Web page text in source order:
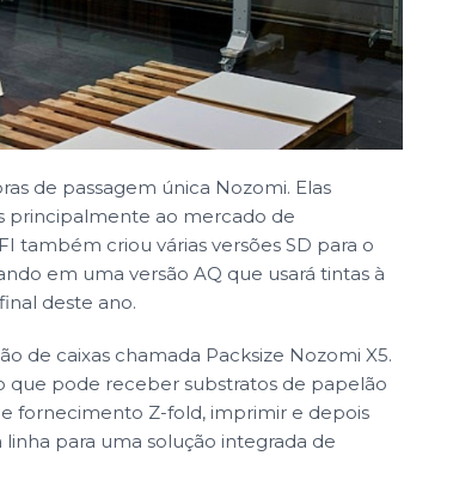
de passagem única Nozomi. Elas
principalmente ao mercado de
também criou várias versões SD para o
em uma versão AQ que usará tintas à
deste ano.
de caixas chamada Packsize Nozomi X5.
que pode receber substratos de papelão
fornecimento Z-fold, imprimir e depois
para uma solução integrada de